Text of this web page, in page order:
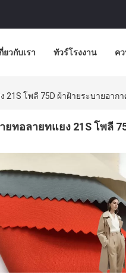
ยวกับเรา ทัวร์โรงงาน ค
21S โพลี 75D ผ้าฝ้ายระบายอาก
ยทอลายทแยง 21S โพลี